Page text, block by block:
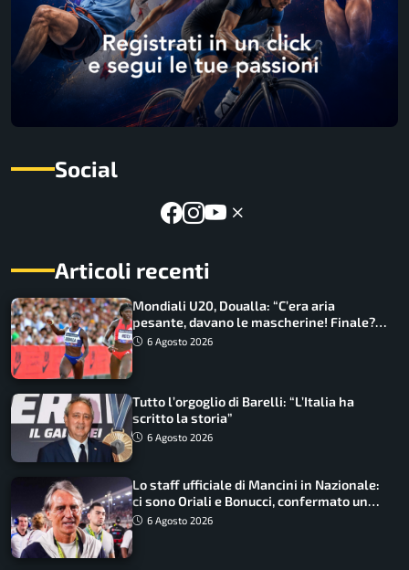
Social
Articoli recenti
Mondiali U20, Doualla: “C’era aria
pesante, davano le mascherine! Finale?
Non ho nulla da perdere”
6 Agosto 2026
Tutto l’orgoglio di Barelli: “L’Italia ha
scritto la storia”
6 Agosto 2026
Lo staff ufficiale di Mancini in Nazionale:
ci sono Oriali e Bonucci, confermato un
ritorno
6 Agosto 2026